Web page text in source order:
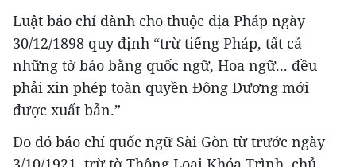
Luật báo chí dành cho thuộc địa Pháp ngày
30/12/1898 quy định “trừ tiếng Pháp, tất cả
những tờ báo bằng quốc ngữ, Hoa ngữ... đều
phải xin phép toàn quyền Đông Dương mới
được xuất bản.”
Do đó báo chí quốc ngữ Sài Gòn từ trước ngày